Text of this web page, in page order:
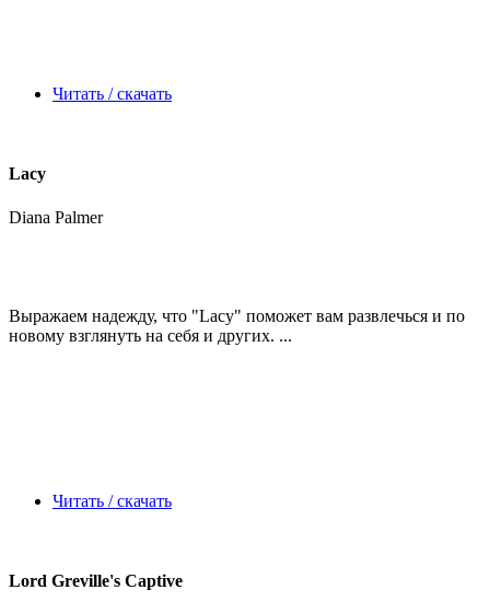
Читать / скачать
Lacy
Diana Palmer
Выражаем надежду, что "Lacy" поможет вам развлечься и по
новому взглянуть на себя и других. ...
Читать / скачать
Lord Greville's Captive